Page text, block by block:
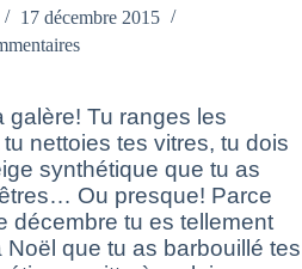
17 décembre 2015
galère! Tu ranges les
nettoies tes vitres, tu dois
synthétique que tu as
Ou presque! Parce
décembre tu es tellement
que tu as barbouillé tes